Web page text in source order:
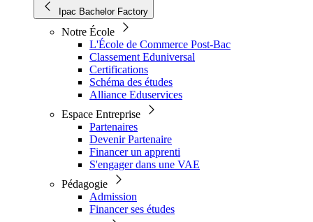
Ipac Bachelor Factory
Notre École
L'École de Commerce Post-Bac
Classement Eduniversal
Certifications
Schéma des études
Alliance Eduservices
Espace Entreprise
Partenaires
Devenir Partenaire
Financer un apprenti
S'engager dans une VAE
Pédagogie
Admission
Financer ses études